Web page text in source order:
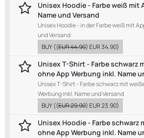
Unisex Hoodie - Farbe weiß mit
Name und Versand
Unisex Hoodie - in der Farbe weiß mit
und Versand
BUY((EUR 44.90)EUR 34.90)
Unisex T-Shirt - Farbe schwarz
ohne App Werbung inkl. Name
Unisex T-Shirt - Farbe schwarz mit
Werbung inkl. Name und Versand
BUY((EUR 29.90)EUR 23.90)
Unisex Hoodie - Farbe schwarz
ohne App Werbung inkl. Name